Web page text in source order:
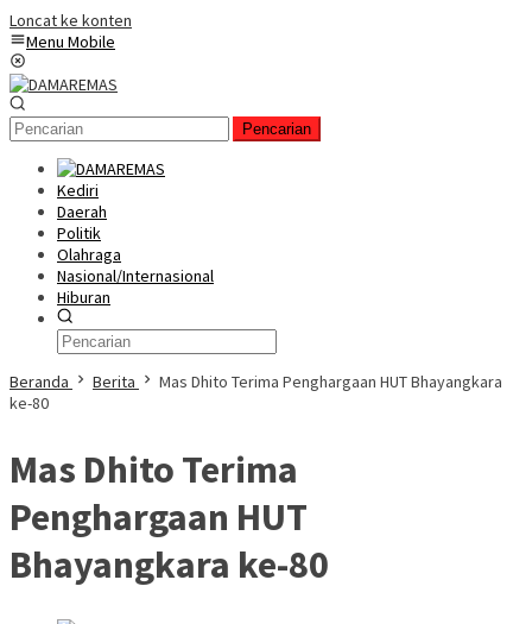
Loncat ke konten
Menu Mobile
Pencarian
Kediri
Daerah
Politik
Olahraga
Nasional/Internasional
Hiburan
Beranda Berita
Mas Dhito Terima Penghargaan HUT Bhayangkara
ke-80
Mas Dhito Terima
Penghargaan HUT
Bhayangkara ke-80